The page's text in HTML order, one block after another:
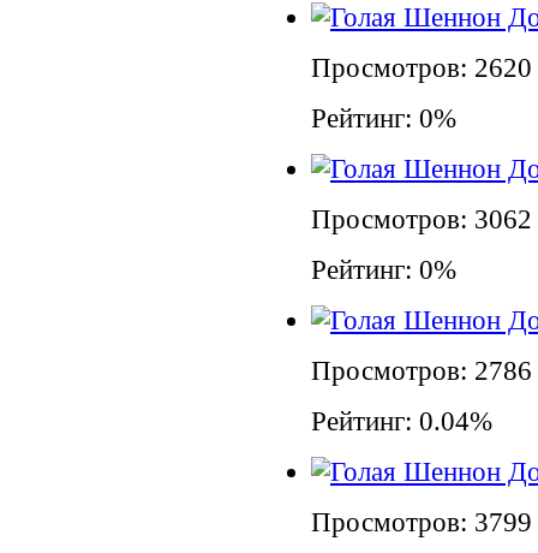
Просмотров: 2620
Рейтинг: 0%
Просмотров: 3062
Рейтинг: 0%
Просмотров: 2786
Рейтинг: 0.04%
Просмотров: 3799